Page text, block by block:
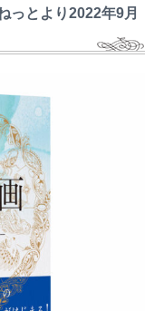
っとより2022年9月